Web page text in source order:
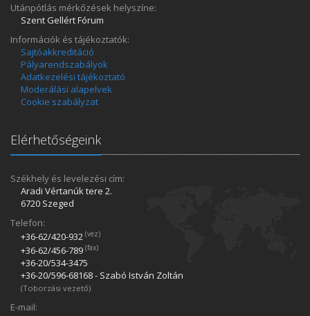
Utánpótlás mérkőzések helyszíne:
Szent Gellért Fórum
Információk és tájékoztatók:
Sajtóakkreditáció
Pályarendszabályok
Adatkezelési tájékoztató
Moderálási alapelvek
Cookie szabályzat
Elérhetőségeink
Székhely és levelezési cím:
Aradi Vértanúk tere 2.
6720 Szeged
Telefon:
+36-62/420­-932 (vez)
+36-62/456­-789 (fax)
+36-20/534­-3475
+36-20/596­-68168 - Szabó István Zoltán
(Toborzási vezető)
E-mail: